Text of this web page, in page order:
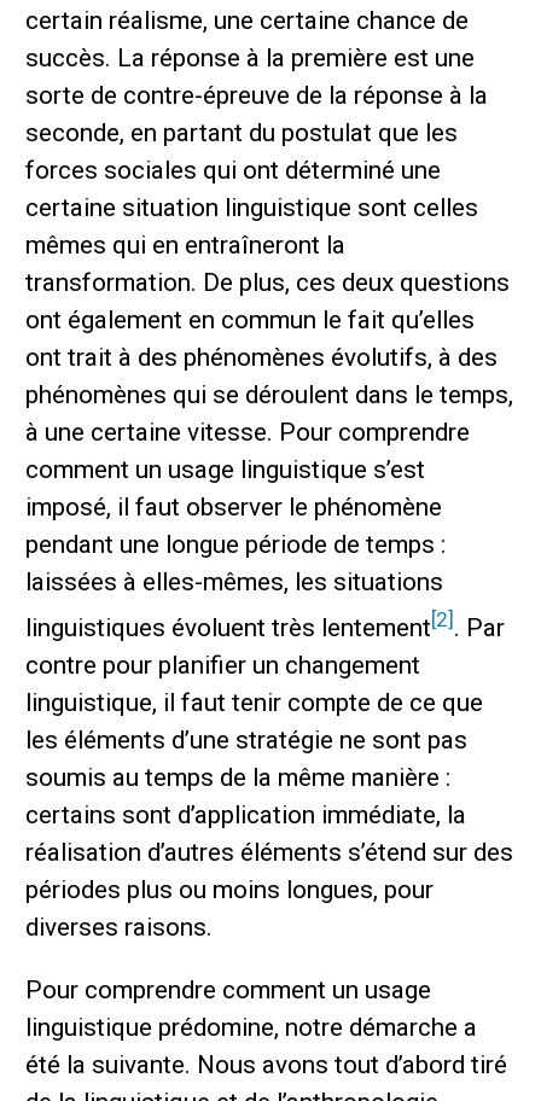
certain réalisme, une certaine chance de
succès. La réponse à la première est une
sorte de contre-épreuve de la réponse à la
seconde, en partant du postulat que les
forces sociales qui ont déterminé une
certaine situation linguistique sont celles
mêmes qui en entraîneront la
transformation. De plus, ces deux questions
ont également en commun le fait qu’elles
ont trait à des phénomènes évolutifs, à des
phénomènes qui se déroulent dans le temps,
à une certaine vitesse. Pour comprendre
comment un usage linguistique s’est
imposé, il faut observer le phénomène
pendant une longue période de temps :
laissées à elles-mêmes, les situations
linguistiques évoluent très lentement [2] . Par
contre pour planifier un changement
linguistique, il faut tenir compte de ce que
les éléments d’une stratégie ne sont pas
soumis au temps de la même manière :
certains sont d’application immédiate, la
réalisation d’autres éléments s’étend sur des
périodes plus ou moins longues, pour
diverses raisons.
Pour comprendre comment un usage
linguistique prédomine, notre démarche a
été la suivante. Nous avons tout d’abord tiré